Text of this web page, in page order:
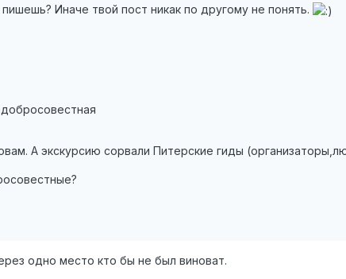
Иначе твой пост никак по другому не понять.
А экскурсию сорвали Питерские гиды
одно место кто бы не был виноват.